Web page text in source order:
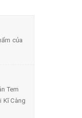
của
Tem
Càng